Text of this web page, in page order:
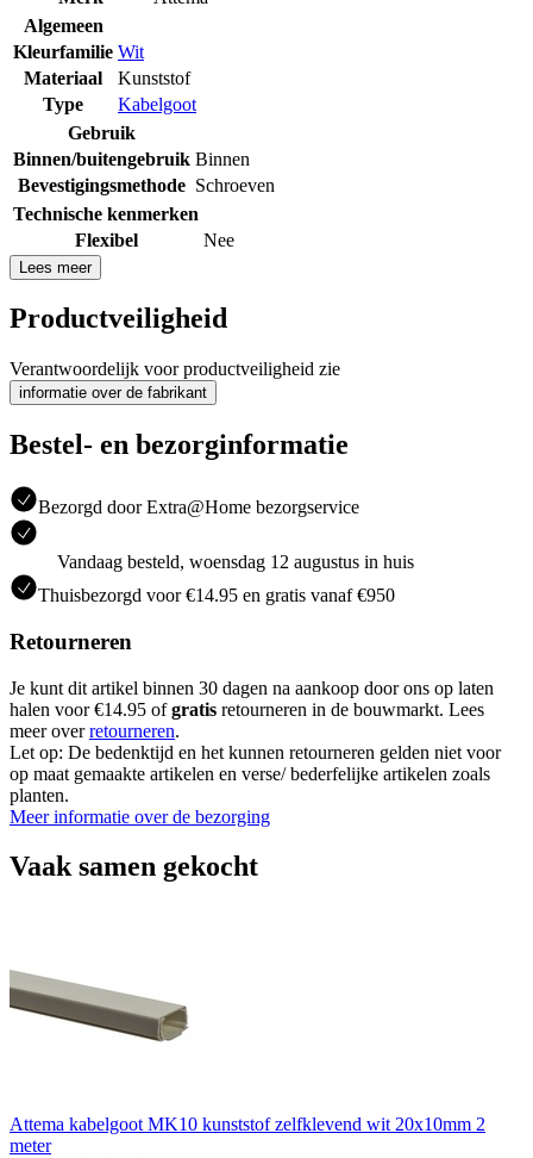
Algemeen
Kleurfamilie Wit
Materiaal
Kunststof
Type
Kabelgoot
Gebruik
Binnen/buitengebruik Binnen
Bevestigingsmethode Schroeven
Technische kenmerken
Flexibel
Nee
Lees meer
Productveiligheid
Verantwoordelijk voor productveiligheid zie
informatie over de fabrikant
Bestel- en bezorginformatie
Bezorgd door Extra@Home bezorgservice
Vandaag besteld, woensdag 12 augustus in huis
Thuisbezorgd voor €14.95 en gratis vanaf €950
Retourneren
Je kunt dit artikel binnen 30 dagen na aankoop door ons op laten
halen voor €14.95 ofgratis retourneren in de bouwmarkt. Lees
meer overretourneren.
Let op: De bedenktijd en het kunnen retourneren gelden niet voor
op maat gemaakte artikelen en verse/ bederfelijke artikelen zoals
planten.
Meer informatie over de bezorging
Vaak samen gekocht
Attema kabelgoot MK10 kunststof zelfklevend wit 20x10mm 2
meter